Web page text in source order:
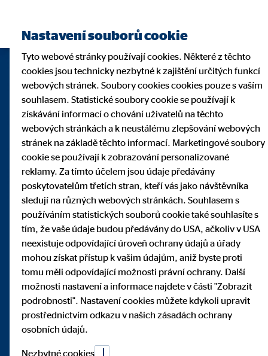
55 let finančního
poradenství v
Evropě
Již 55 let doprovázíme klienty v Evropě na jejich finanční
Nastavení souborů cookie
Tyto webové stránky používají cookies. Některé z těchto
cookies jsou technicky nezbytné k zajištění určitých funkcí
webových stránek. Soubory cookies cookies pouze s vaším
souhlasem. Statistické soubory cookie se používají k
získávání informací o chování uživatelů na těchto
webových stránkách a k neustálému zlepšování webových
stránek na základě těchto informací. Marketingové soubory
cookie se používají k zobrazování personalizované
reklamy. Za tímto účelem jsou údaje předávány
poskytovatelům třetích stran, kteří vás jako návštěvníka
sledují na různých webových stránkách. Souhlasem s
používáním statistických souborů cookie také souhlasíte s
tím, že vaše údaje budou předávány do USA, ačkoliv v USA
neexistuje odpovídající úroveň ochrany údajů a úřady
mohou získat přístup k vašim údajům, aniž byste proti
tomu měli odpovídající možnosti právní ochrany. Další
možnosti nastavení a informace najdete v části "Zobrazit
podrobnosti". Nastavení cookies můžete kdykoli upravit
prostřednictvím odkazu v našich zásadách ochrany
osobních údajů.
Nezbytné cookies